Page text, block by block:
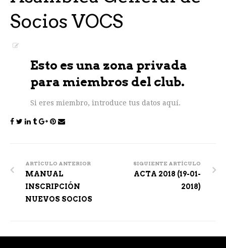
Socios VOCS
Esto es una zona privada
para miembros del club.
Si eres miembro, introduce tus datos aquí.
navigation
ARTÍCULO ANTERIOR
MANUAL
INSCRIPCIÓN
NUEVOS SOCIOS
SIGUIENTE ARTÍCULO
ACTA 2018 (19-01-
2018)